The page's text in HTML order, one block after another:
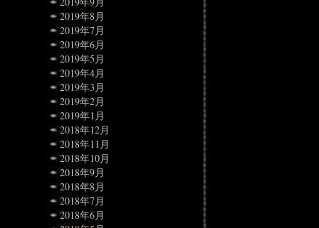
2019年8月
2019年7月
2019年6月
2019年5月
2019年4月
2019年3月
2019年2月
2019年1月
2018年12月
2018年11月
2018年10月
2018年9月
2018年8月
2018年7月
2018年6月